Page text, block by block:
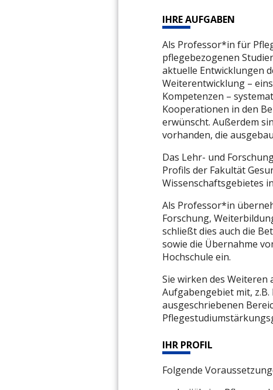
IHRE AUFGABEN
Als Professor*in für
pflegebezogenen
aktuelle Entwicklungen
Weiterentwicklung –
Kompetenzen –
Kooperationen in den
erwünscht. Außerdem
vorhanden, die
Das Lehr- und
Profils der Fakultät
Wissenschaftsgebietes
Als Professor*in
Forschung,
schließt dies auch die
sowie die Übernahme
Hochschule ein.
Sie wirken des
Aufgabengebiet mit,
ausgeschriebenen
IHR PROFIL
Folgende